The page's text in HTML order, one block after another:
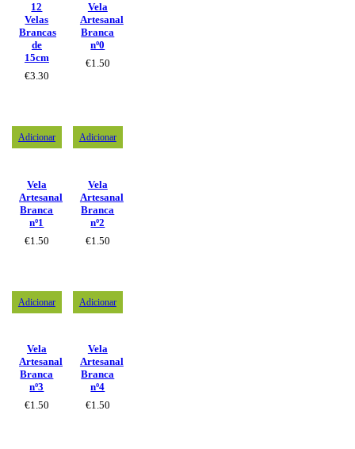
12
Velas
Brancas
de
15cm
€3.30
Vela
Artesanal
Branca
nº0
€1.50
Adicionar
Vela
Artesanal
Branca
nº1
€1.50
Adicionar
Vela
Artesanal
Branca
nº2
€1.50
Adicionar
Vela
Artesanal
Branca
nº3
€1.50
Adicionar
Vela
Artesanal
Branca
nº4
€1.50